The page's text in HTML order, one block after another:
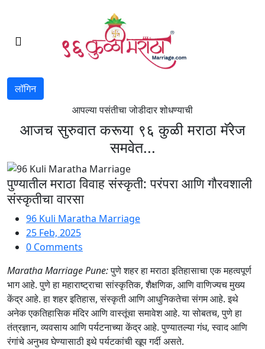
लॉगिन
आपल्या पसंतीचा जोडीदार शोधण्याची
आजच सुरुवात करूया ९६ कुळी मराठा मॅरेज
समवेत...
पुण्यातील मराठा विवाह संस्कृती: परंपरा आणि गौरवशाली
संस्कृतीचा वारसा
96 Kuli Maratha Marriage
25 Feb, 2025
0 Comments
Maratha Marriage Pune:पुणे शहर हा मराठा इतिहासाचा एक महत्वपूर्ण
भाग आहे. पुणे हा महाराष्ट्राचा सांस्कृतिक, शैक्षणिक, आणि वाणिज्यच मुख्य
केंद्र आहे. हा शहर इतिहास, संस्कृती आणि आधुनिकतेचा संगम आहे. इथे
अनेक एकतिहासिक मंदिर आणि वास्तूंचा समावेश आहे. या सोबतच, पुणे हा
तंत्रज्ञान, व्यवसाय आणि पर्यटनाच्या केंद्र आहे. पुण्यातल्या गंध, स्वाद आणि
रंगांचे अनुभव घेण्यासाठी इथे पर्यटकांची खूप गर्दी असते.